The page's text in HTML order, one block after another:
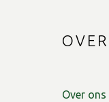
Over ons